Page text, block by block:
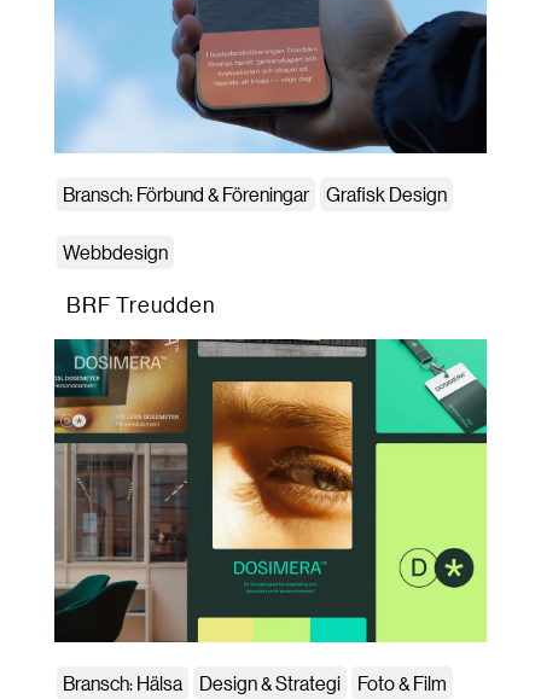
Bransch: Förbund & Föreningar Grafisk Design
Webbdesign
BRF Treudden
Bransch: Hälsa Design & Strategi Foto & Film